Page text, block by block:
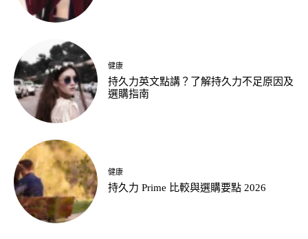
健康
持久力英文點講？了解持久力不足原因及
選購指南
健康
持久力 Prime 比較與選購要點 2026